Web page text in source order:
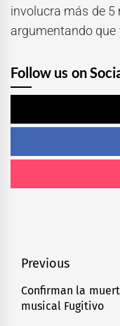
involucra más de 5
argumentando que
Follow us on
Navegación
de
entradas
Previous
Previous
post:
Confirman la
musical Fugitivo